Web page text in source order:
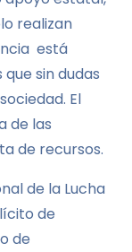
realizan
está
sin dudas
El
de las
de recursos.
de la Lucha
de
de